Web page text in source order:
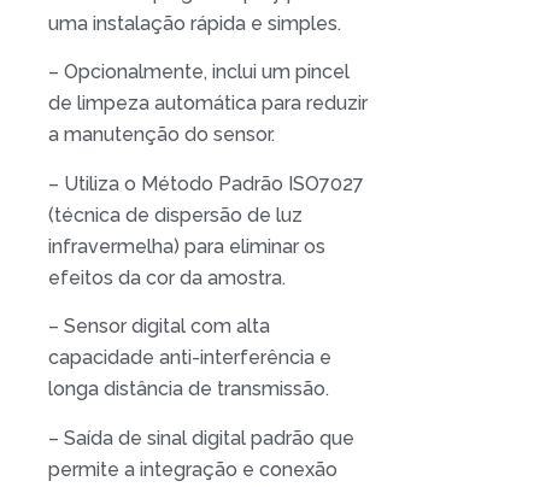
uma instalação rápida e simples.
– Opcionalmente, inclui um pincel
de limpeza automática para reduzir
a manutenção do sensor.
– Utiliza o Método Padrão ISO7027
(técnica de dispersão de luz
infravermelha) para eliminar os
efeitos da cor da amostra.
– Sensor digital com alta
capacidade anti-interferência e
longa distância de transmissão.
– Saída de sinal digital padrão que
permite a integração e conexão